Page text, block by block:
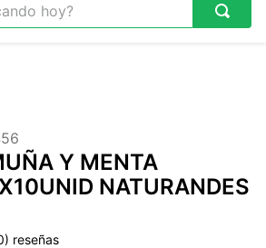
Y MENTA
NATURANDES
)